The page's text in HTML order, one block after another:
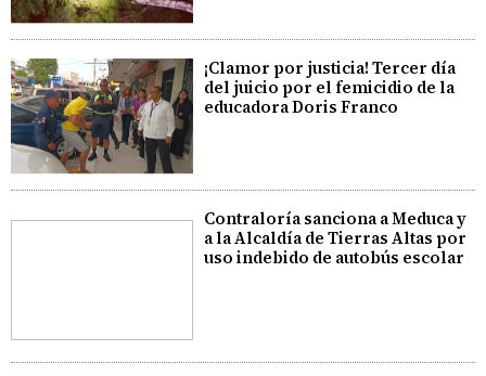
¡Clamor por justicia! Tercer día
del juicio por el femicidio de la
educadora Doris Franco
Contraloría sanciona a Meduca y
a la Alcaldía de Tierras Altas por
uso indebido de autobús escolar